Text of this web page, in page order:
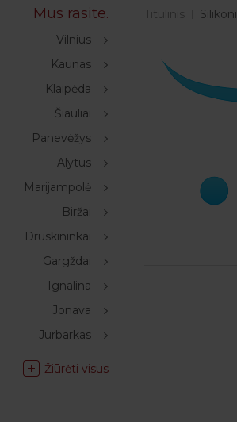
Mus rasite.
Vilnius
Kaunas
Klaipėda
Šiauliai
Panevėžys
Alytus
Marijampolė
Biržai
Druskininkai
Gargždai
Ignalina
Jonava
Jurbarkas
Žiūrėti visus
Titulinis